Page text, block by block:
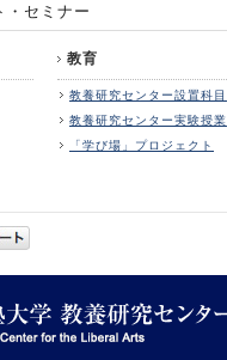
・セミナー
教育
教養研究センター設置科目
教養研究センター実験授業
「学び場」プロジェクト